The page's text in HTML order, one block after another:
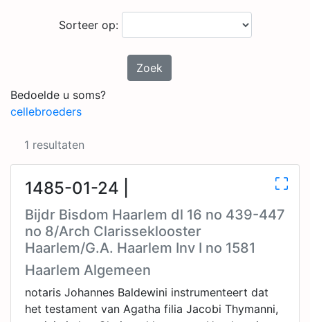
Sorteer op:
Zoek
Bedoelde u soms?
cellebroeders
1 resultaten
1485-01-24 |
Bijdr Bisdom Haarlem dl 16 no 439-447
no 8/Arch Clarisseklooster
Haarlem/G.A. Haarlem Inv I no 1581
Haarlem Algemeen
notaris Johannes Baldewini instrumenteert dat
het testament van Agatha filia Jacobi Thymanni,